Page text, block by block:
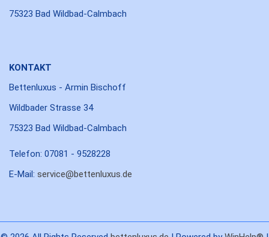
75323 Bad Wildbad-Calmbach
KONTAKT
Bettenluxus - Armin Bischoff
Wildbader Strasse 34
75323 Bad Wildbad-Calmbach
Telefon: 07081 - 9528228
E-Mail: service@bettenluxus.de